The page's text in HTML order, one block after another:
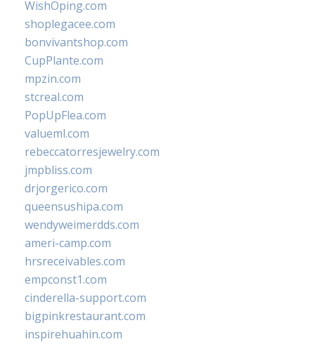
WishOping.com
shoplegacee.com
bonvivantshop.com
CupPlante.com
mpzin.com
stcreal.com
PopUpFlea.com
valueml.com
rebeccatorresjewelry.com
jmpbliss.com
drjorgerico.com
queensushipa.com
wendyweimerdds.com
ameri-camp.com
hrsreceivables.com
empconst1.com
cinderella-support.com
bigpinkrestaurant.com
inspirehuahin.com